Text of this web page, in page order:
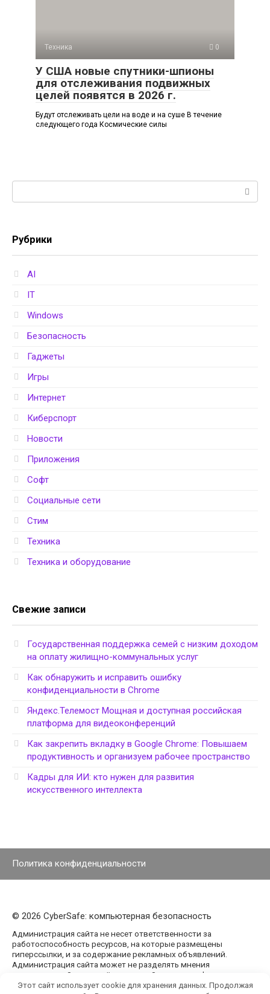
Техника 0
У США новые спутники-шпионы
для отслеживания подвижных
целей появятся в 2026 г.
Будут отслеживать цели на воде и на суше В течение
следующего года Космические силы
Рубрики
AI
IT
Windows
Безопасность
Гаджеты
Игры
Интернет
Киберспорт
Новости
Приложения
Софт
Социальные сети
Стим
Техника
Техника и оборудование
Свежие записи
Государственная поддержка семей с низким доходом
на оплату жилищно-коммунальных услуг
Как обнаружить и исправить ошибку
конфиденциальности в Chrome
Яндекс.Телемост Мощная и доступная российская
платформа для видеоконференций
Как закрепить вкладку в Google Chrome: Повышаем
продуктивность и организуем рабочее пространство
Кадры для ИИ: кто нужен для развития
искусственного интеллекта
Политика конфиденциальности
© 2026 CyberSafe: компьютерная безопасность
Администрация сайта не несет ответственности за
работоспособность ресурсов, на которые размещены
гиперссылки, и за содержание рекламных объявлений.
Администрация сайта может не разделять мнения
авторов статей, размещённых на сайте agencypark.ru.
Этот сайт использует cookie для хранения данных. Продолжая